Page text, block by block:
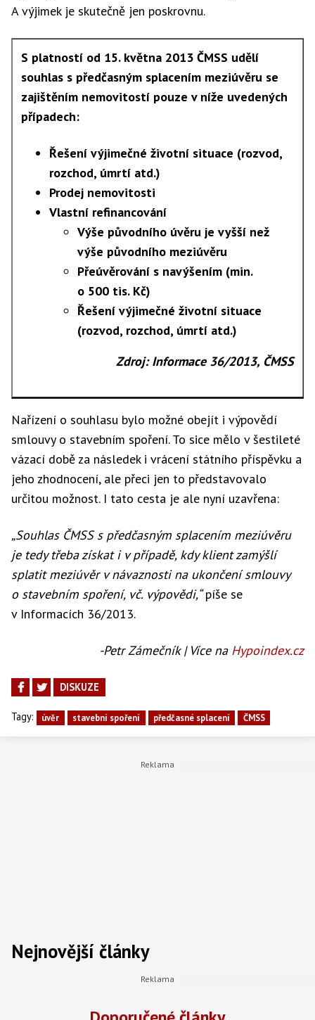
A výjimek je skutečně jen poskrovnu.
S platností od 15. května 2013 ČMSS udělí
souhlas s předčasným splacením meziúvěru se
zajištěním nemovitostí pouze v níže uvedených
případech:
Řešení výjimečné životní situace (rozvod,
rozchod, úmrtí atd.)
Prodej nemovitosti
Vlastní refinancování
Výše původního úvěru je vyšší než
výše původního meziúvěru
Přeúvěrování s navýšením (min.
o 500 tis. Kč)
Řešení výjimečné životní situace
(rozvod, rozchod, úmrtí atd.)
Zdroj: Informace 36/2013, ČMSS
Nařízení o souhlasu bylo možné obejít i výpovědí
smlouvy o stavebním spoření. To sice mělo v šestileté
vázací době za následek i vrácení státního příspěvku a
jeho zhodnocení, ale přeci jen to představovalo
určitou možnost. I tato cesta je ale nyní uzavřena:
„Souhlas ČMSS s předčasným splacením meziúvěru
je tedy třeba získat i v případě, kdy klient zamýšlí
splatit meziúvěr v návaznosti na ukončení smlouvy
o stavebním spoření, vč. výpovědi,“píše se
v Informacích 36/2013.
-Petr Zámečník | Více na Hypoindex.cz
DISKUZE
Tagy: úvěr stavební spoření předčasné splacení ČMSS
Nejnovější články